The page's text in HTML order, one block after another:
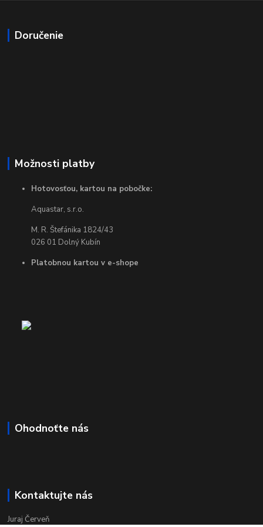
Doručenie
Možnosti platby
Hotovosťou, kartou na pobočke:
Aquastar, s.r.o.
M. R. Štefánika 1824/43
026 01 Dolný Kubín
Platobnou kartou v e-shope
Ohodnoťte nás
Kontaktujte nás
Juraj Červeň